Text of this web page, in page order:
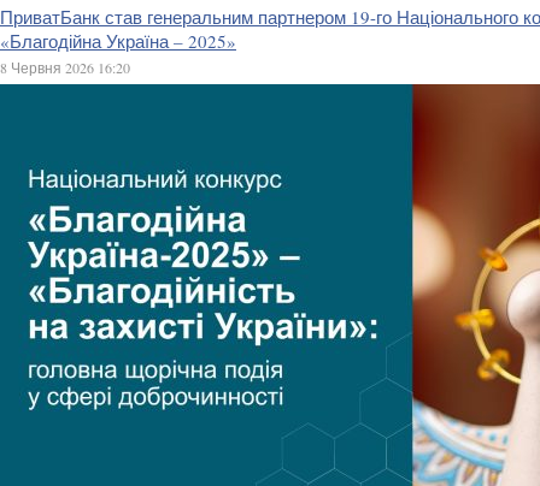
ПриватБанк став генеральним партнером 19-го Національного
«Благодійна Україна – 2025»
8 Червня 2026 16:20